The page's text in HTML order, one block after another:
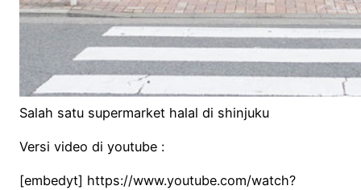
Salah satu supermarket halal di shinjuku
Versi video di youtube :
[embedyt] https://www.youtube.com/watch?